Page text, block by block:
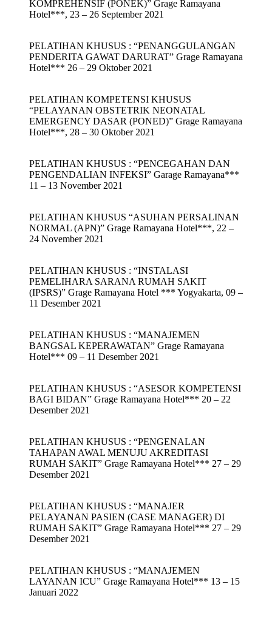
KOMPREHENSIF (PONEK)” Grage Ramayana
Hotel***, 23 – 26 September 2021
PELATIHAN KHUSUS : “PENANGGULANGAN
PENDERITA GAWAT DARURAT” Grage Ramayana
Hotel*** 26 – 29 Oktober 2021
PELATIHAN KOMPETENSI KHUSUS
“PELAYANAN OBSTETRIK NEONATAL
EMERGENCY DASAR (PONED)” Grage Ramayana
Hotel***, 28 – 30 Oktober 2021
PELATIHAN KHUSUS : “PENCEGAHAN DAN
PENGENDALIAN INFEKSI” Garage Ramayana***
11 – 13 November 2021
PELATIHAN KHUSUS “ASUHAN PERSALINAN
NORMAL (APN)” Grage Ramayana Hotel***, 22 –
24 November 2021
PELATIHAN KHUSUS : “INSTALASI
PEMELIHARA SARANA RUMAH SAKIT
(IPSRS)” Grage Ramayana Hotel *** Yogyakarta, 09 –
11 Desember 2021
PELATIHAN KHUSUS : “MANAJEMEN
BANGSAL KEPERAWATAN” Grage Ramayana
Hotel*** 09 – 11 Desember 2021
PELATIHAN KHUSUS : “ASESOR KOMPETENSI
BAGI BIDAN” Grage Ramayana Hotel*** 20 – 22
Desember 2021
PELATIHAN KHUSUS : “PENGENALAN
TAHAPAN AWAL MENUJU AKREDITASI
RUMAH SAKIT” Grage Ramayana Hotel*** 27 – 29
Desember 2021
PELATIHAN KHUSUS : “MANAJER
PELAYANAN PASIEN (CASE MANAGER) DI
RUMAH SAKIT” Grage Ramayana Hotel*** 27 – 29
Desember 2021
PELATIHAN KHUSUS : “MANAJEMEN
LAYANAN ICU” Grage Ramayana Hotel*** 13 – 15
Januari 2022